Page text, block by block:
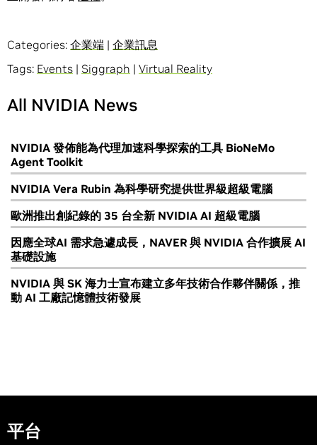
Categories: 企業端 | 企業訊息
Tags: Events | Siggraph | Virtual Reality
All NVIDIA News
NVIDIA 發佈能為代理加速科學探索的工具 BioNeMo
Agent Toolkit
NVIDIA Vera Rubin 為科學研究提供世界級超級電腦
歐洲推出創紀錄的 35 台全新 NVIDIA AI 超級電腦
因應全球AI 需求急遽成長，NAVER 與 NVIDIA 合作擴展 AI
基礎設施
NVIDIA 與 SK 海力士宣布建立多年技術合作夥伴關係，推
動 AI 工廠記憶體技術發展
平台